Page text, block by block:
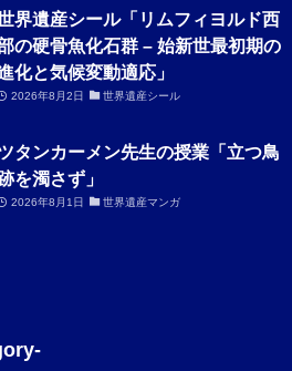
界遺産シール「リムフィヨルド西
の硬骨魚化石群 – 始新世最初期の
化と気候変動適応」
2026年8月2日 世界遺産シール
タンカーメン先生の授業「立つ鳥
を濁さず」
2026年8月1日 世界遺産マンガ